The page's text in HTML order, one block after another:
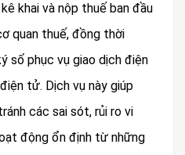
khai và nộp thuế ban đầu
quan thuế, đồng thời
số phục vụ giao dịch điện
tử. Dịch vụ này giúp
các sai sót, rủi ro vi
động ổn định từ những